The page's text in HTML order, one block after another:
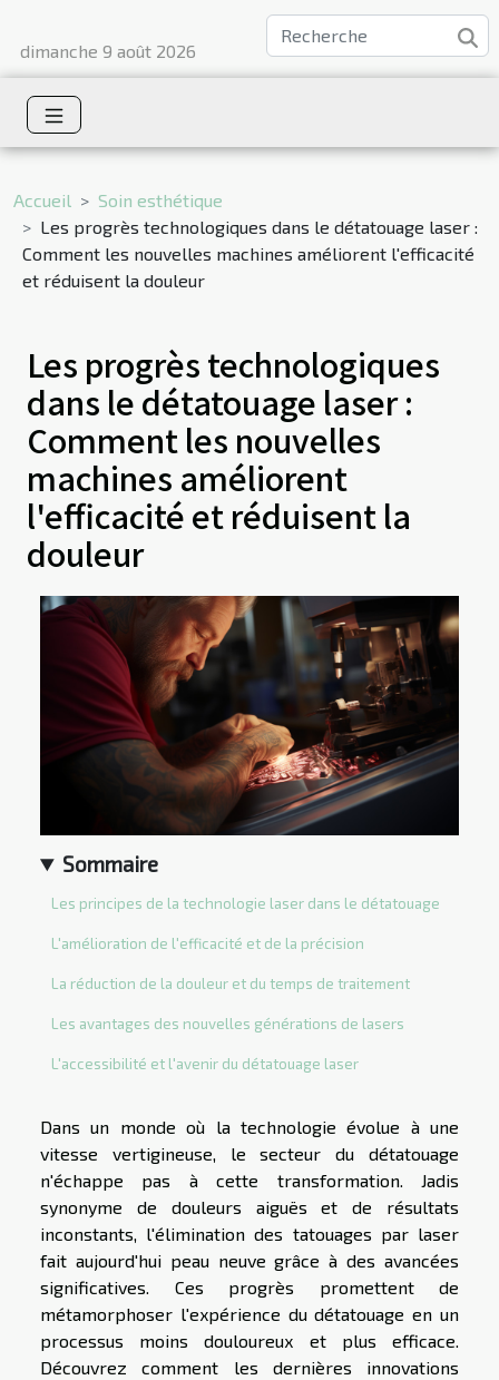
dimanche 9 août 2026
Accueil
Soin esthétique
Les progrès technologiques dans le détatouage laser :
Comment les nouvelles machines améliorent l'efficacité
et réduisent la douleur
Les progrès technologiques
dans le détatouage laser :
Comment les nouvelles
machines améliorent
l'efficacité et réduisent la
douleur
Sommaire
Les principes de la technologie laser dans le détatouage
L'amélioration de l'efficacité et de la précision
La réduction de la douleur et du temps de traitement
Les avantages des nouvelles générations de lasers
L'accessibilité et l'avenir du détatouage laser
Dans un monde où la technologie évolue à une
vitesse vertigineuse, le secteur du détatouage
n'échappe pas à cette transformation. Jadis
synonyme de douleurs aiguës et de résultats
inconstants, l'élimination des tatouages par laser
fait aujourd'hui peau neuve grâce à des avancées
significatives. Ces progrès promettent de
métamorphoser l'expérience du détatouage en un
processus moins douloureux et plus efficace.
Découvrez comment les dernières innovations